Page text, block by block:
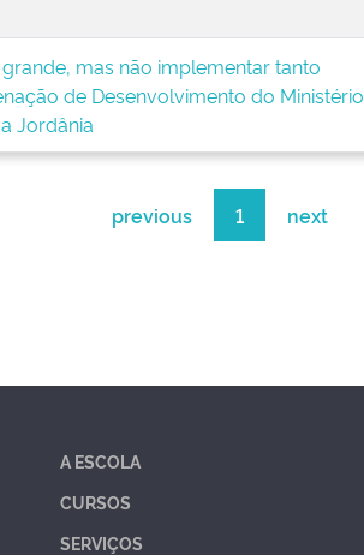
mas não implementar tanto
de Desenvolvimento do Ministério
Jordânia
previous 1 next
A ESCOLA
CURSOS
SERVIÇOS